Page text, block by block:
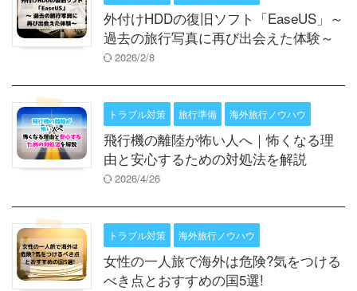
外付けHDDの復旧ソフト「EaseUS」～
過去の旅行写真に再び出会えた体験～
2026/2/8
トラブル対策 旅行準備 海外旅行ノウハウ
飛行機の離陸が怖い人へ｜怖くなる理
由と安心するための対処法を解説
2026/4/26
トラブル対策 海外旅行ノウハウ
女性の一人旅で海外は危険?気をつける
べき点とおすすめの国5選!